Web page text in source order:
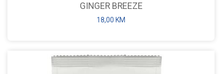
GINGER BREEZE
18,00 KM